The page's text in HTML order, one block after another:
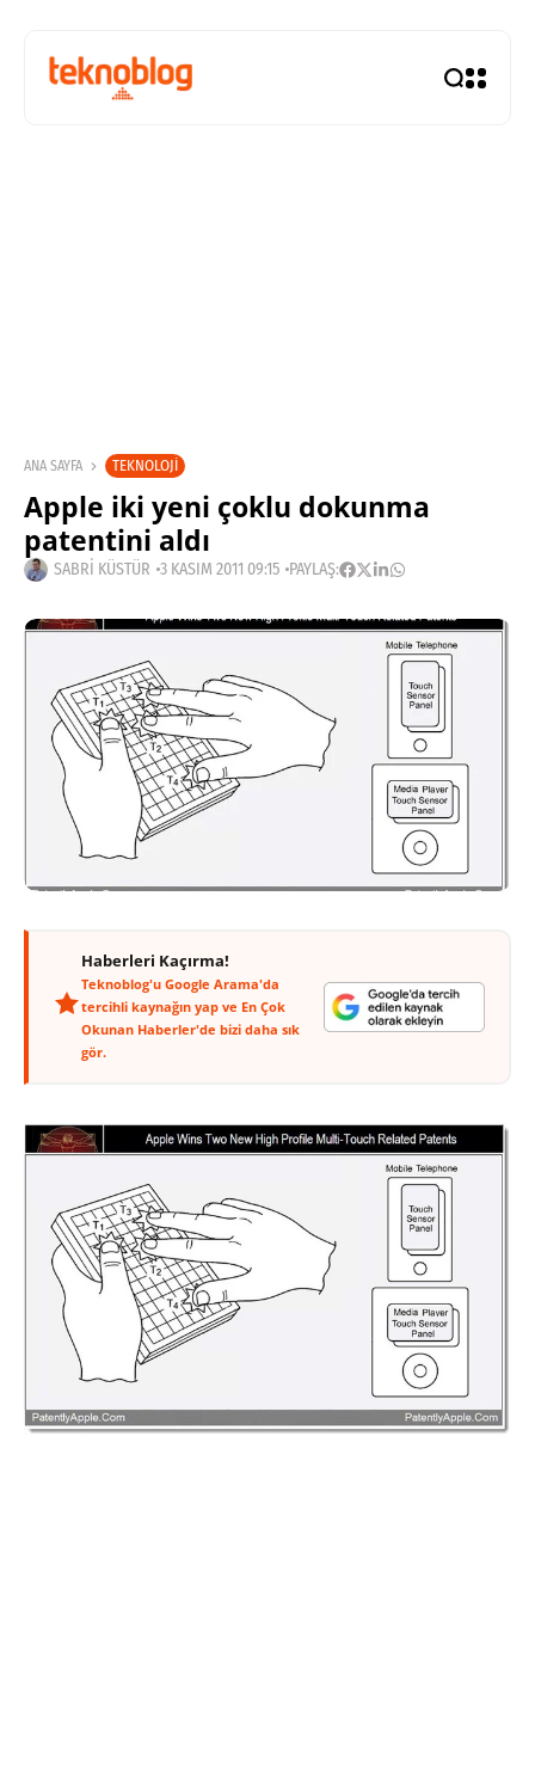
ANA SAYFA TEKNOLOJI
Apple iki yeni çoklu dokunma
patentini aldı
SABRI KÜSTÜR 3 KASIM 2011 09:15 PAYLAŞ:
Haberleri Kaçırma!
Teknoblog'u Google Arama'da
tercihli kaynağın yap ve En Çok
Okunan Haberler'de bizi daha sık
gör.